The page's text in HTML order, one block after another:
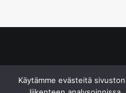
Käytämme evästeitä